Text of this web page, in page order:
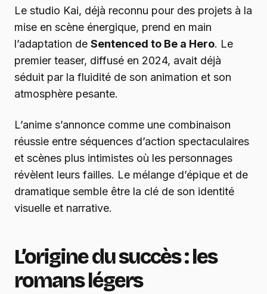
Le studio Kai, déjà reconnu pour des projets à la
mise en scène énergique, prend en main
l’adaptation de Sentenced to Be a Hero. Le
premier teaser, diffusé en 2024, avait déjà
séduit par la fluidité de son animation et son
atmosphère pesante.
L’anime s’annonce comme une combinaison
réussie entre séquences d’action spectaculaires
et scènes plus intimistes où les personnages
révèlent leurs failles. Le mélange d’épique et de
dramatique semble être la clé de son identité
visuelle et narrative.
L’origine du succès : les
romans légers